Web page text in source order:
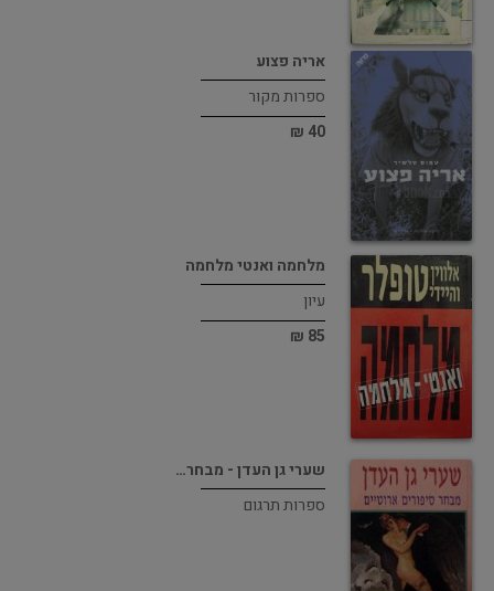
אריה פצוע
ספרות מקור
40 ₪
מלחמה ואנטי מלחמה
עיון
85 ₪
שערי גן העדן - מבחר…
ספרות תרגום